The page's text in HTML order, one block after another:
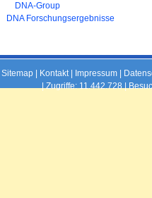
DNA-Group
DNA Forschungsergebnisse
Sitemap| Kontakt| Impressum|
|Zugriffe: 11.442.728 |